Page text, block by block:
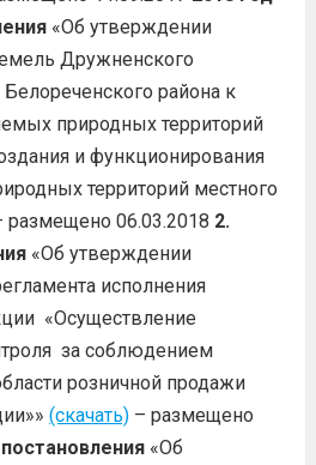
«Об утверждении
Дружненского
района к
природных территорий
и функционирования
территорий местного
06.03.2018 2.
«Об утверждении
исполнения
«Осуществление
за соблюдением
розничной продажи
(скачать)– размещено
«Об